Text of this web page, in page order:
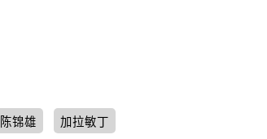
陈锦雄 加拉敏丁